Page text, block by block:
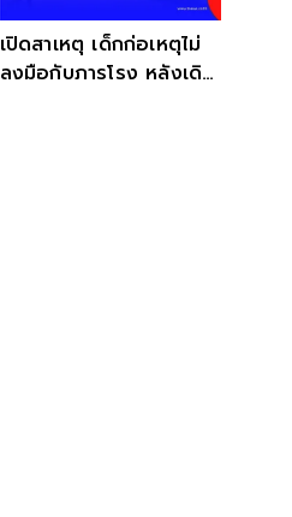
เปิดสาเหตุ เด็กก่อเหตุไม่
ลงมือกับภารโรง หลังเดิน